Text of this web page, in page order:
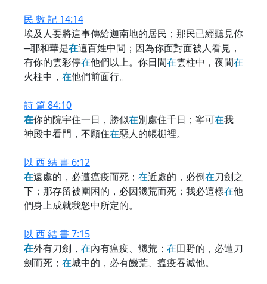
民 數 記 14:14
埃及人要將這事傳給迦南地的居民；那民已經聽見你
─耶和華是在這百姓中間；因為你面對面被人看見，
有你的雲彩停在他們以上。你日間在雲柱中，夜間在
火柱中， 在他們前面行。
詩 篇 84:10
在你的院宇住一日，勝似在別處住千日；寧可在我
神殿中看門，不願住在惡人的帳棚裡。
以 西 結 書 6:12
在遠處的，必遭瘟疫而死； 在近處的，必倒在刀劍之
下；那存留被圍困的，必因饑荒而死；我必這樣在他
們身上成就我怒中所定的。
以 西 結 書 7:15
在外有刀劍， 在內有瘟疫、饑荒； 在田野的，必遭刀
劍而死； 在城中的，必有饑荒、瘟疫吞滅他。